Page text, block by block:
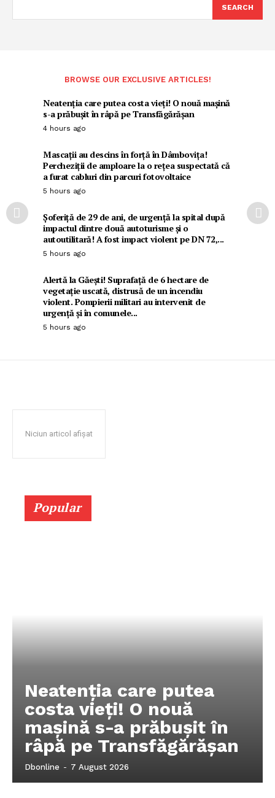
SEARCH
BROWSE OUR EXCLUSIVE ARTICLES!
Neatenția care putea costa vieți! O nouă mașină
s-a prăbușit în râpă pe Transfăgărășan
4 hours ago
Mascații au descins în forță în Dâmbovița!
Percheziții de amploare la o rețea suspectată că
a furat cabluri din parcuri fotovoltaice
5 hours ago
Șoferiță de 29 de ani, de urgență la spital după
impactul dintre două autoturisme și o
autoutilitară! A fost impact violent pe DN 72,...
5 hours ago
Alertă la Găești! Suprafață de 6 hectare de
vegetație uscată, distrusă de un incendiu
violent. Pompierii militari au intervenit de
urgență și în comunele...
5 hours ago
Niciun articol afișat
Popular
Neatenția care putea
costa vieți! O nouă
mașină s-a prăbușit în
râpă pe Transfăgărășan
Dbonline - 7 August 2026